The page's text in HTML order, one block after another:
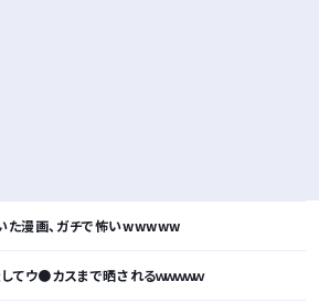
た漫画、ガチで怖いwwwww
てウ●カスまで晒されるｗｗｗｗｗ